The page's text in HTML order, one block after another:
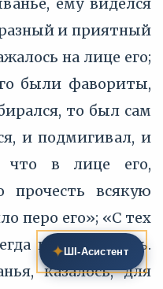
и приятный
на лице его;
были фавориты,
то был сам
и подмигивал, и
что в лице его,
прочесть всякую
перо его»; «С тех
переписывать.
казалось, для
✦ ШІ‑Асистент